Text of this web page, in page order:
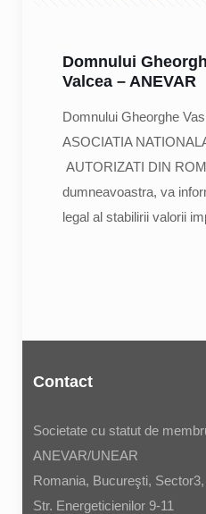
Domnului
Valcea – ANEVAR
Domnului Gheorghe
ASOCIATIA
AUTORIZATI DIN
dumneavoastra, va
legal al stabilirii valorii
Contact
Societate cu statut de
ANEVAR/UNEAR
Romania, Bucureşti, Sector3,
Str. Energeticienilor 9-11